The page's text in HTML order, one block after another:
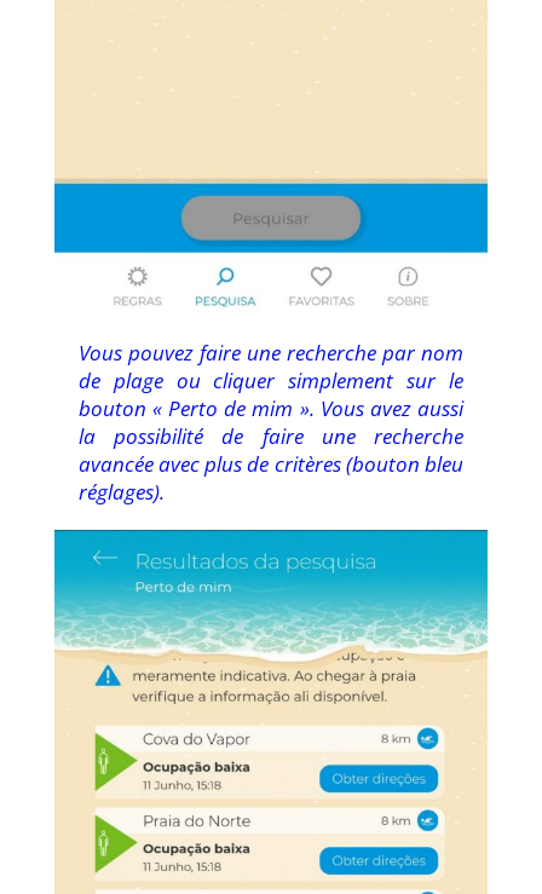
Vous pouvez faire une recherche par nom
de plage ou cliquer simplement sur le
bouton « Perto de mim ». Vous avez aussi
la possibilité de faire une recherche
avancée avec plus de critères (bouton bleu
réglages).